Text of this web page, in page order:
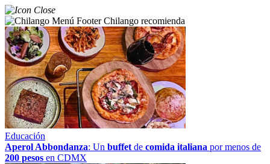
Chilango recomienda
Educación
Aperol Abbondanza: Un buffet de comida italiana por menos de
200 pesos en CDMX